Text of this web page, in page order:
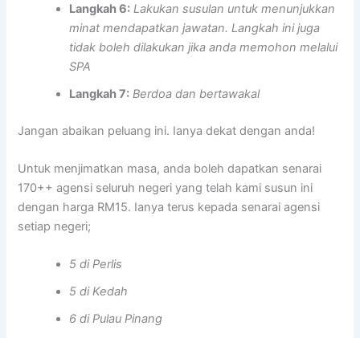
Langkah 6: Lakukan susulan untuk menunjukkan
minat mendapatkan jawatan. Langkah ini juga
tidak boleh dilakukan jika anda memohon melalui
SPA
Langkah 7: Berdoa dan bertawakal
Jangan abaikan peluang ini. Ianya dekat dengan anda!
Untuk menjimatkan masa, anda boleh dapatkan senarai
170++ agensi seluruh negeri yang telah kami susun ini
dengan harga RM15. Ianya terus kepada senarai agensi
setiap negeri;
5 di Perlis
5 di Kedah
6 di Pulau Pinang